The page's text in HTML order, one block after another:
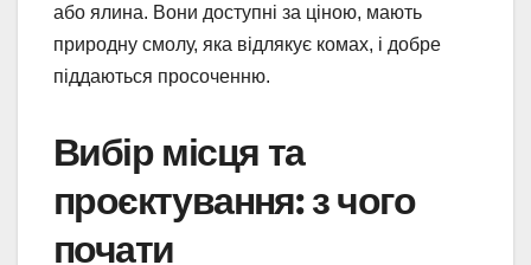
або ялина. Вони доступні за ціною, мають
природну смолу, яка відлякує комах, і добре
піддаються просоченню.
Вибір місця та
проєктування: з чого
почати